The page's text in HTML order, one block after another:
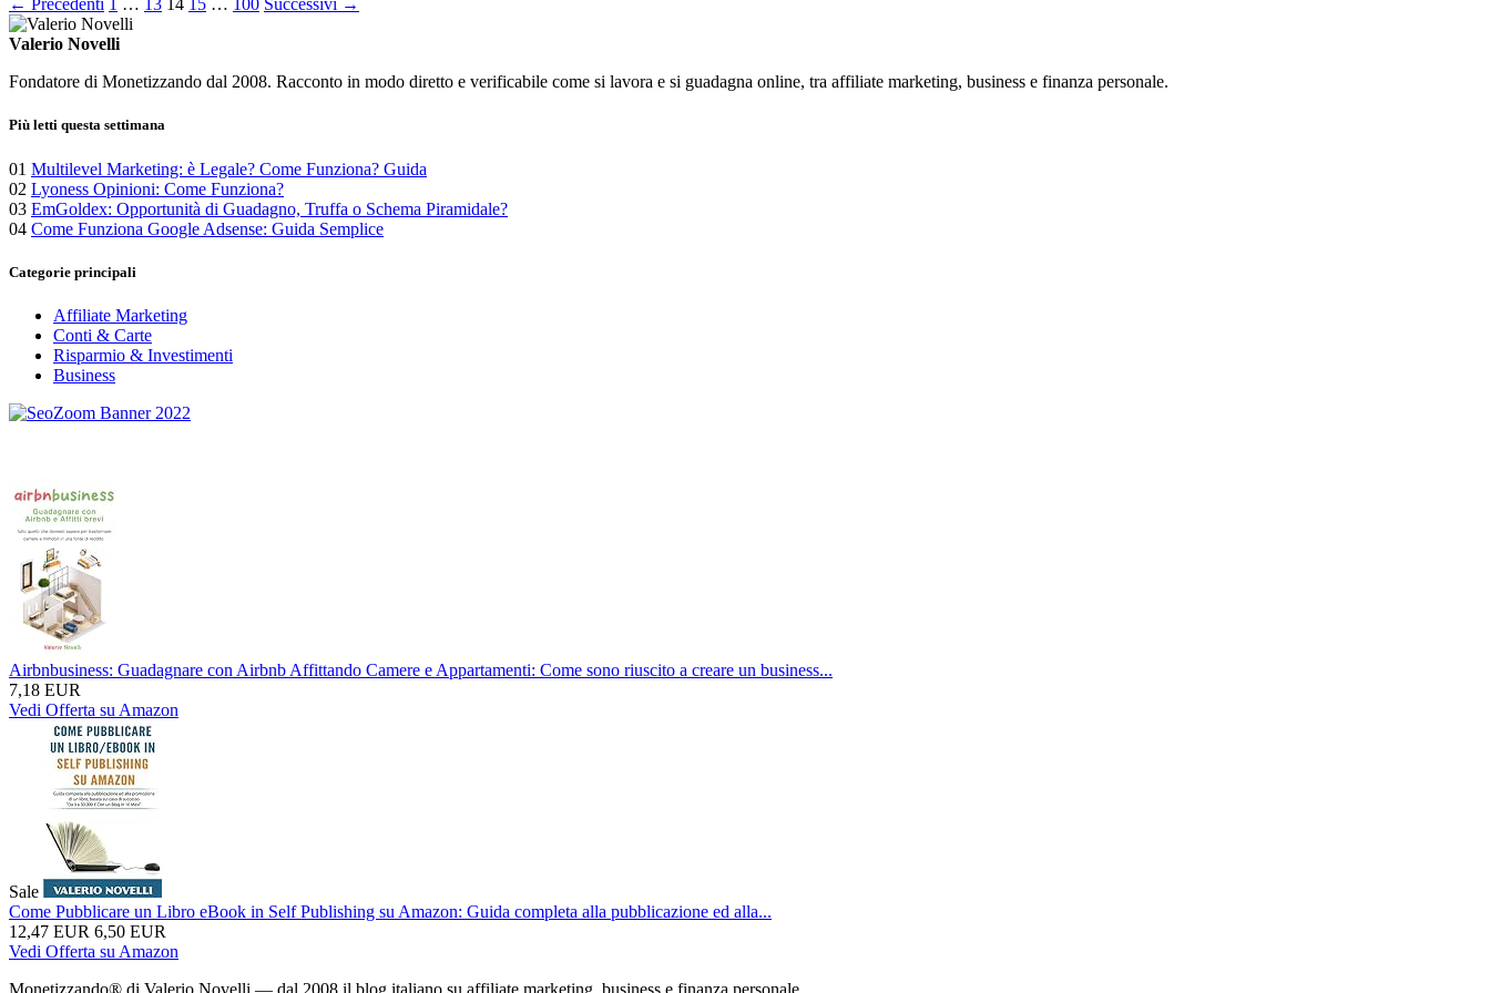
Paginazione
degli
articoli
← Precedenti 1 … 13 14 15 … 100 Successivi →
Valerio Novelli
Fondatore di Monetizzando dal 2008. Racconto in modo diretto e verificabile come si lavora e si guadagna online, tra affiliate marketing, business e finanza personale.
Più letti questa settimana
01 Multilevel Marketing: è Legale? Come Funziona? Guida
02 Lyoness Opinioni: Come Funziona?
03 EmGoldex: Opportunità di Guadagno, Truffa o Schema Piramidale?
04 Come Funziona Google Adsense: Guida Semplice
Categorie principali
Affiliate Marketing
Conti & Carte
Risparmio & Investimenti
Business
Airbnbusiness: Guadagnare con Airbnb Affittando Camere e Appartamenti: Come sono riuscito a creare un business...
7,18 EUR
Vedi Offerta su Amazon
Sale
Come Pubblicare un Libro eBook in Self Publishing su Amazon: Guida completa alla pubblicazione ed alla...
12,47 EUR 6,50 EUR
Vedi Offerta su Amazon
Monetizzando® di Valerio Novelli — dal 2008 il blog italiano su affiliate marketing, business e finanza personale.